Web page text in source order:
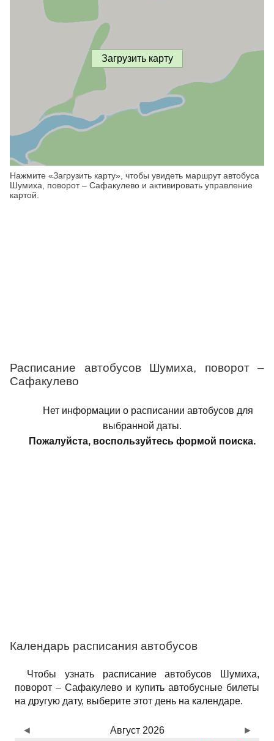
Загрузить карту
Нажмите «Загрузить карту», чтобы увидеть маршрут автобуса
Шумиха, поворот – Сафакулево и активировать управление
картой.
Расписание автобусов Шумиха, поворот –
Сафакулево
Нет информации о расписании автобусов для
выбранной даты.
Пожалуйста, воспользуйтесь формой поиска.
Календарь расписания автобусов
Чтобы узнать расписание автобусов Шумиха,
поворот – Сафакулево и купить автобусные билеты
на другую дату, выберите этот день на календаре.
Август 2026
◄ ►